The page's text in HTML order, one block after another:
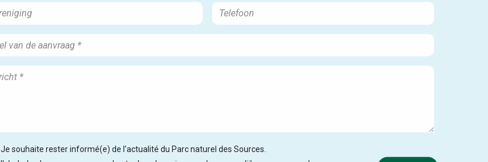
Je souhaite rester informé(e) de l’actualité du Parc naturel des Sources.